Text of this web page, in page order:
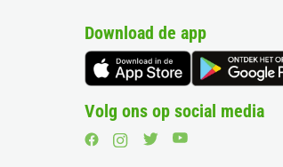
Download de app
Volg ons op social media